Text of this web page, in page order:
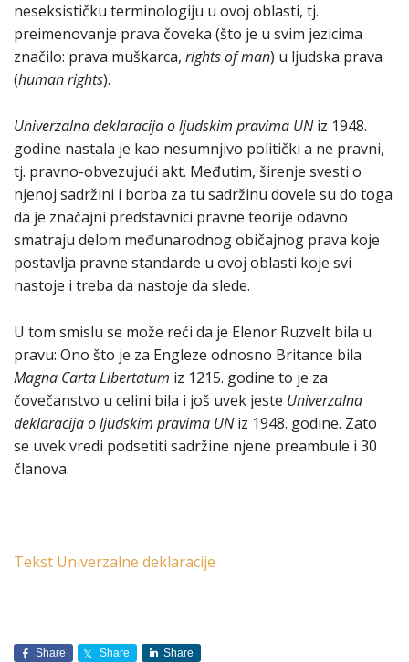
neseksističku terminologiju u ovoj oblasti, tj.
preimenovanje prava čoveka (što je u svim jezicima
značilo: prava muškarca, rights of man) u ljudska prava
(human rights).
Univerzalna deklaracija o ljudskim pravima UNiz 1948.
godine nastala je kao nesumnjivo politički a ne pravni,
tj. pravno-obvezujući akt. Međutim, širenje svesti o
njenoj sadržini i borba za tu sadržinu dovele su do toga
da je značajni predstavnici pravne teorije odavno
smatraju delom međunarodnog običajnog prava koje
postavlja pravne standarde u ovoj oblasti koje svi
nastoje i treba da nastoje da slede.
U tom smislu se može reći da je Elenor Ruzvelt bila u
pravu: Ono što je za Engleze odnosno Britance bila
Magna Carta Libertatum iz 1215. godine to je za
čovečanstvo u celini bila i još uvek jeste Univerzalna
deklaracija o ljudskim pravima UNiz 1948. godine. Zato
se uvek vredi podsetiti sadržine njene preambule i 30
članova.
Tekst Univerzalne deklaracije
Share Share Share